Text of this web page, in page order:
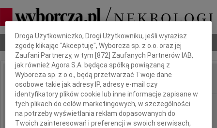
Nekrologi Odeszli Poradnik pogrzebowy
IMIĘ I NAZWISKO:
REGION: Płock
DATA EMISJI: 08.05.2020
Dbamy o Twoją prywatność
Droga Użytkowniczko, Drogi Użytkowniku, jeśli wyrazisz
zgodę klikając "Akceptuję", Wyborcza sp. z o.o. oraz jej
Zaufani Partnerzy, w tym [872 ] Zaufanych Partnerów IAB,
jak również Agora S.A. będąca spółką powiązaną z
Wyborcza sp. z o.o., będą przetwarzać Twoje dane
osobowe takie jak adresy IP, adresy e-mail czy
identyfikatory plików cookie lub inne informacje zapisane w
tych plikach do celów marketingowych, w szczególności
na potrzeby wyświetlania reklam dopasowanych do
Twoich zainteresowań i preferencji w swoich serwisach,